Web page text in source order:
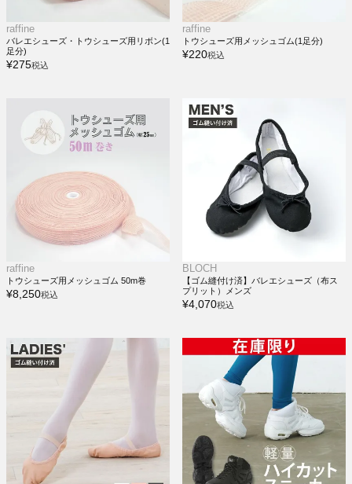
raffine
バレエシューズ・トウシューズ用リボン(1
足分)
¥275税込
raffine
トウシューズ用メッシュゴム(1足分)
¥220税込
raffine
トウシューズ用メッシュゴム 50m巻
¥8,250税込
BLOCH
【ゴム縫付け済】バレエシューズ（布ス
プリット）メンズ
¥4,070税込